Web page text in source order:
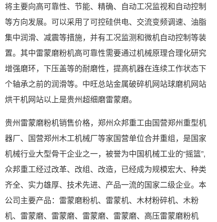
将主要向高可靠性、节能、精确、自动工况监视和自动控制
等方向发展。可以采用了可控硅供电、交流变频调速、油脂
集中润滑、减震等措施，并有工况监测和微机自动控制等装
置。其中雷蒙磨粉机高可靠性需要通过机械原理合理化研究
增强磨环，下压盖等的耐磨性，提高机器在连续工作状态下
个轴承之前的润滑等。中旺总站金属破碎机网站球磨机网站
烘干机网站以上是贵州超细磨雷蒙磨。
贵州雷蒙磨粉机销售价格，郑州众邦重工由国营郑州重型机
器厂、国营郑州木工机械厂等家国营单位合并重组，是国家
机械行业大型骨干企业之一，被誉为中国机械工业的“摇篮”,
众邦重工经过改革、改组、改造，已经成为规模宏大、种类
齐全、实力雄厚、技术先进、产品一流的国家二级企业。本
公司主要产品：雷蒙磨粉机、雷蒙机、木材粉碎机、木粉
机、雷蒙磨、雷蒙磨、雷蒙磨、雷蒙磨、高压雷蒙磨粉机